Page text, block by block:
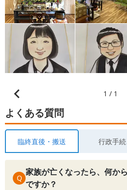
1 / 1
よくある質問
臨終直後・搬送 行政手続
Q
家族が亡くなったら、何か
ですか？